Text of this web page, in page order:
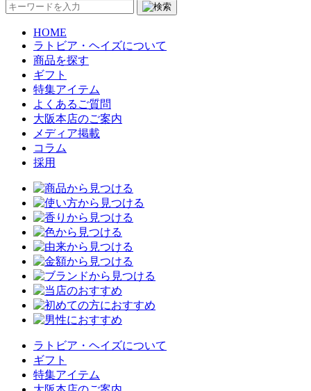
HOME
ラトビア・ヘイズについて
商品を探す
ギフト
特集アイテム
よくあるご質問
大阪本店のご案内
メディア掲載
コラム
採用
ラトビア・ヘイズについて
ギフト
特集アイテム